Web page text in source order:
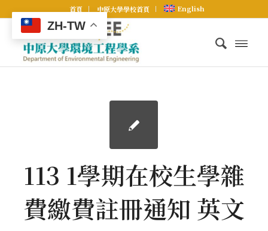
首頁 中原大學學校首頁 English
113 1學期在校生學雜
費繳費註冊通知 英文
ZH-TW